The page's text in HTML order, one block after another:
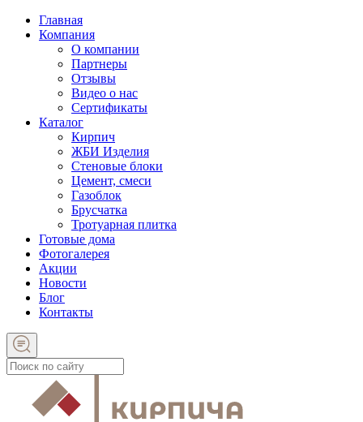
Главная
Компания
О компании
Партнеры
Отзывы
Видео о нас
Сертификаты
Каталог
Кирпич
ЖБИ Изделия
Стеновые блоки
Цемент, смеси
Газоблок
Брусчатка
Тротуарная плитка
Готовые дома
Фотогалерея
Акции
Новости
Блог
Контакты